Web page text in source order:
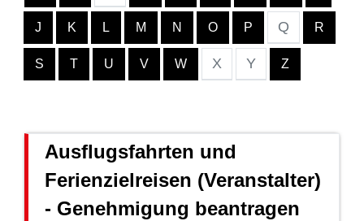
J K L M N O P Q R
S T U V W X Y Z
Ausflugsfahrten und
Ferienzielreisen (Veranstalter)
- Genehmigung beantragen